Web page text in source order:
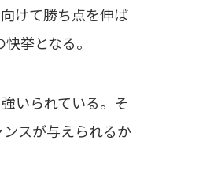
けて勝ち点を伸ば
挙となる。
いられている。そ
スが与えられるか